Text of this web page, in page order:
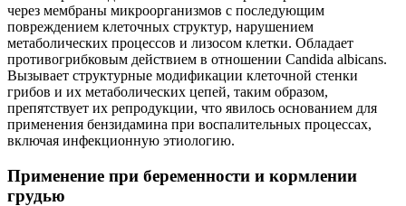
через мембраны микроорганизмов с последующим
повреждением клеточных структур, нарушением
метаболических процессов и лизосом клетки. Обладает
противогрибковым действием в отношении Candida albicans.
Вызывает структурные модификации клеточной стенки
грибов и их метаболических цепей, таким образом,
препятствует их репродукции, что явилось основанием для
применения бензидамина при воспалительных процессах,
включая инфекционную этиологию.
Применение при беременности и кормлении
грудью